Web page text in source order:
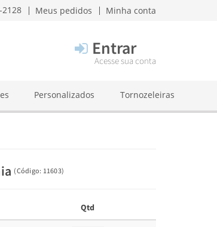
2128 Meus pedidos Minha conta
Entrar
Acesse sua conta
Personalizados Tornozeleiras
(Código: 11603)
Qtd